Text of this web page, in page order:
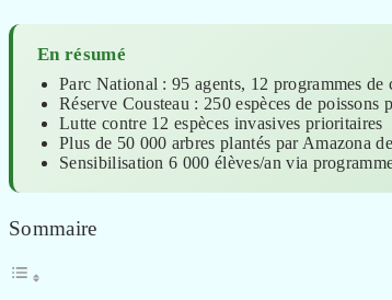
En résumé
Parc National : 95 agents, 12 programmes de
Réserve Cousteau : 250 espèces de poissons
Lutte contre 12 espèces invasives prioritaires
Plus de 50 000 arbres plantés par Amazona
Sensibilisation 6 000 élèves/an via
Sommaire